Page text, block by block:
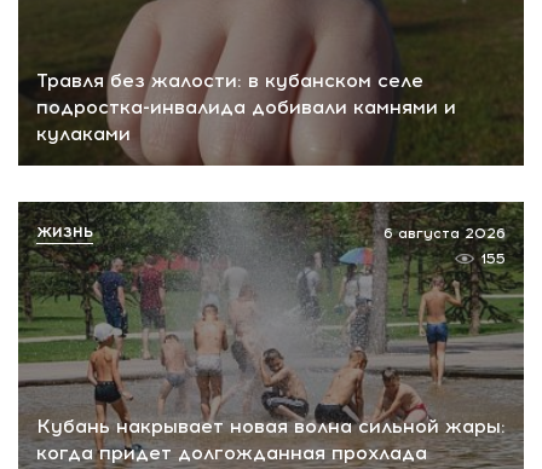
Травля без жалости: в кубанском селе
подростка-инвалида добивали камнями и
кулаками
Кубань накрывает новая волна сильной жары:
когда придет долгожданная прохлада
6 августа 2026
155
ЖИЗНЬ